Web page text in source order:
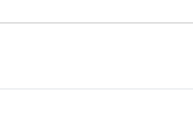
ابرسانی و نرم